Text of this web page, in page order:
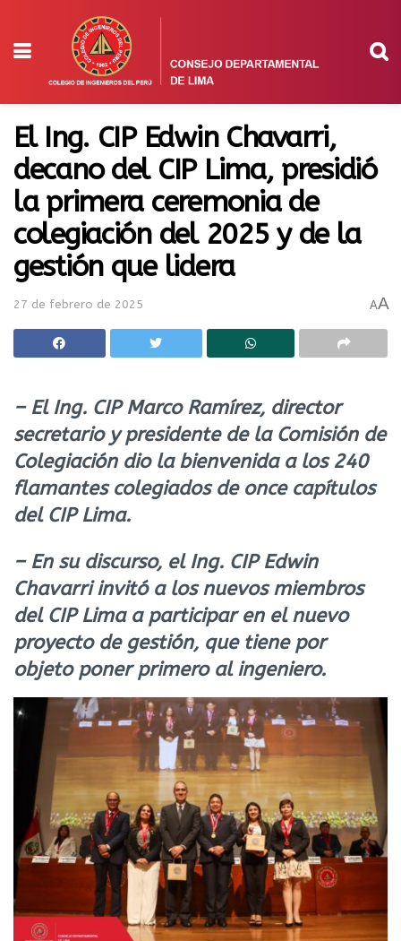
El Ing. CIP Edwin Chavarri,
decano del CIP Lima, presidió
la primera ceremonia de
colegiación del 2025 y de la
gestión que lidera
27 de febrero de 2025 AA
– El Ing. CIP Marco Ramírez, director
secretario y presidente de la Comisión de
Colegiación dio la bienvenida a los 240
flamantes colegiados de once capítulos
del CIP Lima.
– En su discurso, el Ing. CIP Edwin
Chavarri invitó a los nuevos miembros
del CIP Lima a participar en el nuevo
proyecto de gestión, que tiene por
objeto poner primero al ingeniero.